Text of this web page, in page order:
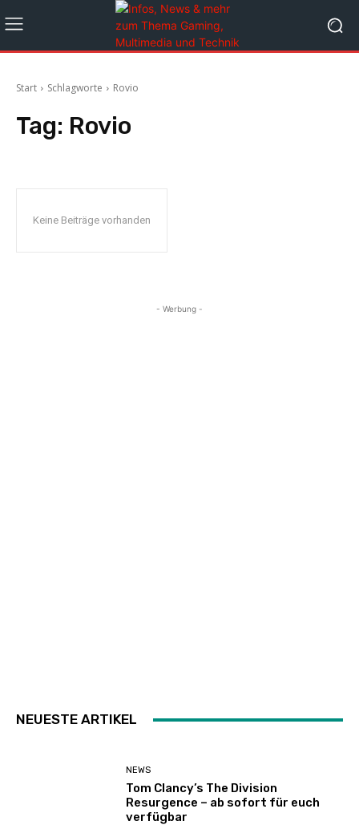
Start Schlagworte Rovio
Tag: Rovio
Keine Beiträge vorhanden
- Werbung -
NEUESTE ARTIKEL
NEWS
Tom Clancy’s The Division
Resurgence – ab sofort für euch
verfügbar